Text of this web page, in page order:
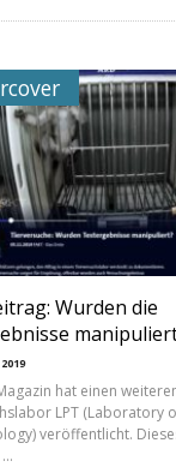
Wurden die
hat einen
LPT (Laboratory
veröffentlicht.
…